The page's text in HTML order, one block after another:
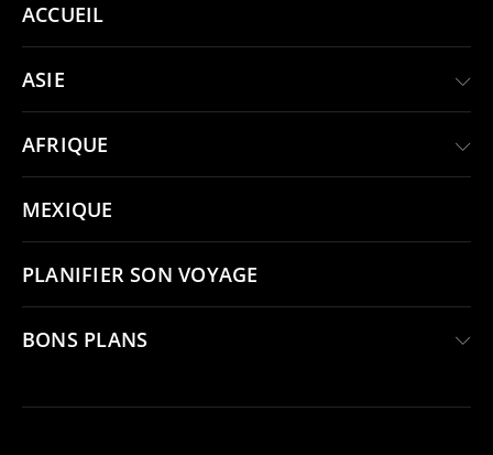
ACCUEIL
ASIE
AFRIQUE
MEXIQUE
PLANIFIER SON VOYAGE
BONS PLANS